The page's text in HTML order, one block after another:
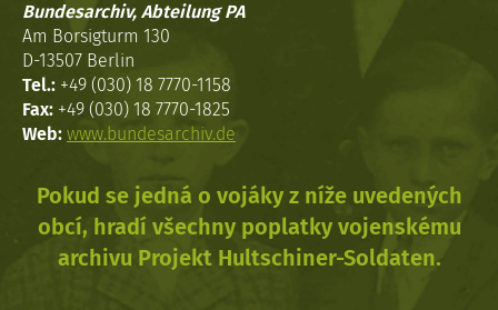
Bundesarchiv, Abteilung PA
Am Borsigturm 130
D-13507 Berlin
Tel.: +49 (030) 18 7770-1158
Fax: +49 (030) 18 7770-1825
Web: www.bundesarchiv.de
Pokud se jedná o vojáky z níže uvedených
obcí, hradí všechny poplatky vojenskému
archivu Projekt Hultschiner-Soldaten.